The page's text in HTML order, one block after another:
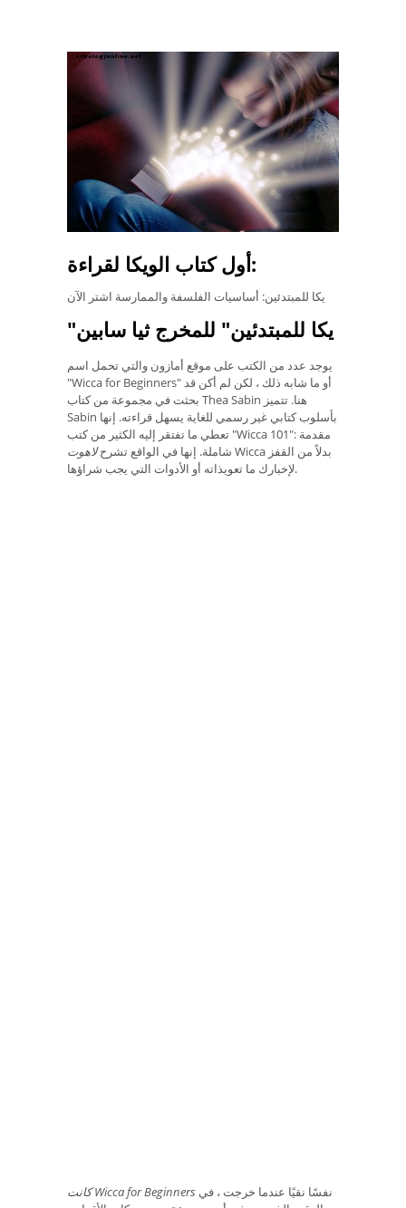
أول كتاب الويكا لقراءة:
يكا للمبتدئين: أساسيات الفلسفة والممارسة اشتر الآن
"يكا للمبتدئين" للمخرج ثيا سابين
يوجد عدد من الكتب على موقع أمازون والتي تحمل اسم
"Wicca for Beginners" أو ما شابه ذلك ، لكن لم أكن قد
بحثت في مجموعة من كتاب Thea Sabin هنا. تتميز
Sabin بأسلوب كتابي غير رسمي للغاية يسهل قراءته. إنها
تعطي ما تفتقر إليه الكثير من كتب "Wicca 101": مقدمة
شاملة. إنها في الواقع تشرحلاهوت
Wicca بدلاً من القفز
لإخبارك ما تعويذاته أو الأدوات التي يجب شراؤها.
كانت Wicca for Beginners